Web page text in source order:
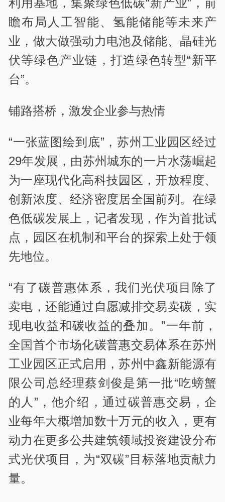
利用基地，集聚绿色低碳“新产业”，前
瞻布局人工智能、氢能储能等未来产
业，做大做强动力电池及储能、晶硅光
伏等绿色产业链，打造绿色转型“新平
台”。
铺路搭桥，激发企业参与热情
“一张蓝图绘到底”，苏州工业园区经过
29年发展，由苏州城东的一片水荡崛起
为一座现代化高科技园区，开放程度、
创新浓度、经济密度居全国前列。在绿
色低碳发展上，记者发现，作为首批试
点，园区在机制和平台的探索上处于领
先地位。
“有了碳普惠体系，我们光伏项目除了
卖电，还能通过自愿减排交易卖碳，实
现电收益和碳收益的叠加。”一年前，
全国首个市场化碳普惠交易体系在苏州
工业园区正式启用，苏州中鑫新能源有
限公司总经理蔡剑俊是第一批“吃螃蟹
的人”，他介绍，通过碳普惠交易，企
业每年大概增加数十万元的收入，更有
动力在更多公共建筑领域投资建设分布
式光伏项目，为“双碳”目标落地贡献力
量。